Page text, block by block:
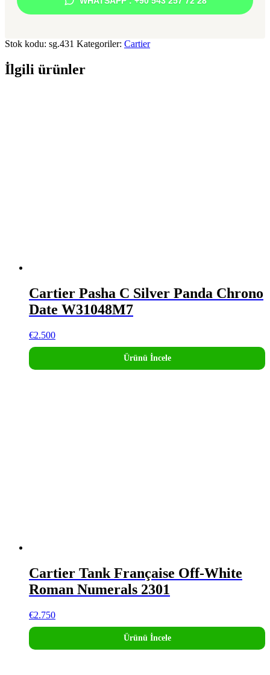
Stok kodu: sg.431 Kategoriler: Cartier
İlgili ürünler
Cartier Pasha C Silver Panda Chrono
Date W31048M7
€2.500
Ürünü İncele
Cartier Tank Française Off-White
Roman Numerals 2301
€2.750
Ürünü İncele